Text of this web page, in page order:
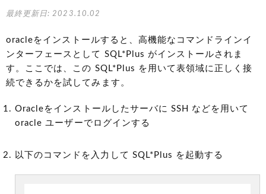
最終更新日: 2023.10.02
oracleをインストールすると、高機能なコマンドラインイ
ンターフェースとして SQL*Plus がインストールされま
す。ここでは、この SQL*Plus を用いて表領域に正しく接
続できるかを試してみます。
Oracleをインストールしたサーバに SSH などを用いて
oracle ユーザーでログインする
以下のコマンドを入力して SQL*Plus を起動する